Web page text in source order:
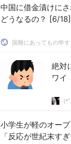
中国に借金漬けに
どうなるの？ [6/18]
国難にあってもの申す
絶対
ワイ
(*
小学生が軽のオー